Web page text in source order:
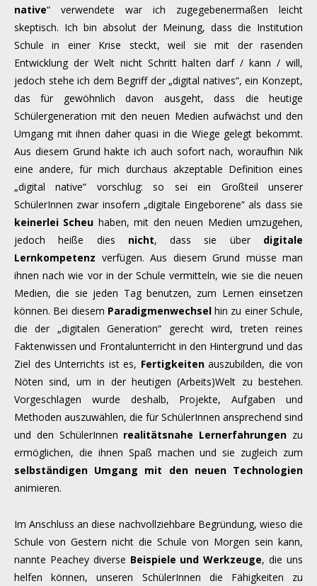
native“ verwendete war ich zugegebenermaßen leicht
skeptisch. Ich bin absolut der Meinung, dass die Institution
Schule in einer Krise steckt, weil sie mit der rasenden
Entwicklung der Welt nicht Schritt halten darf / kann / will,
jedoch stehe ich dem Begriff der „digital natives“, ein Konzept,
das für gewöhnlich davon ausgeht, dass die heutige
Schülergeneration mit den neuen Medien aufwächst und den
Umgang mit ihnen daher quasi in die Wiege gelegt bekommt.
Aus diesem Grund hakte ich auch sofort nach, woraufhin Nik
eine andere, für mich durchaus akzeptable Definition eines
„digital native“ vorschlug: so sei ein Großteil unserer
SchülerInnen zwar insofern „digitale Eingeborene“ als dass sie
keinerlei Scheu haben, mit den neuen Medien umzugehen,
jedoch heiße dies nicht, dass sie über digitale
Lernkompetenz verfügen. Aus diesem Grund müsse man
ihnen nach wie vor in der Schule vermitteln, wie sie die neuen
Medien, die sie jeden Tag benutzen, zum Lernen einsetzen
können. Bei diesem Paradigmenwechselhin zu einer Schule,
die der „digitalen Generation“ gerecht wird, treten reines
Faktenwissen und Frontalunterricht in den Hintergrund und das
Ziel des Unterrichts ist es, Fertigkeitenauszubilden, die von
Nöten sind, um in der heutigen (Arbeits)Welt zu bestehen.
Vorgeschlagen wurde deshalb, Projekte, Aufgaben und
Methoden auszuwählen, die für SchülerInnen ansprechend sind
und den SchülerInnen realitätsnahe Lernerfahrungen zu
ermöglichen, die ihnen Spaß machen und sie zugleich zum
selbständigen Umgang mit den neuen Technologien
animieren.
Im Anschluss an diese nachvollziehbare Begründung, wieso die
Schule von Gestern nicht die Schule von Morgen sein kann,
nannte Peachey diverse Beispiele und Werkzeuge, die uns
helfen können, unseren SchülerInnen die Fähigkeiten zu